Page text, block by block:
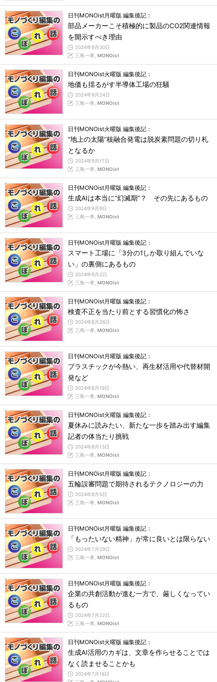
日刊MONOist月曜版 編集後記：
部品メーカーこそ積極的に製品のCO2関連情報
を開示すべき理由
2024年9月30日
三島一孝, MONOist
日刊MONOist火曜版 編集後記：
地価も揺るがす半導体工場の狂騒
2024年9月24日
三島一孝, MONOist
日刊MONOist火曜版 編集後記：
“地上の太陽”核融合発電は脱炭素問題の切り札
となるか
2024年9月17日
三島一孝, MONOist
日刊MONOist月曜版 編集後記：
生成AIは本当に“幻滅期”？ その先にあるもの
2024年9月9日
三島一孝, MONOist
日刊MONOist月曜版 編集後記：
スマート工場に「3分の1しか取り組んでいな
い」の裏側にあるもの
2024年9月2日
三島一孝, MONOist
日刊MONOist月曜版 編集後記：
検査不正を当たり前とする習慣化の怖さ
2024年8月26日
三島一孝, MONOist
日刊MONOist月曜版 編集後記：
プラスチックが今熱い、再生材活用や代替材開
発など
2024年8月19日
三島一孝, MONOist
日刊MONOist火曜版 編集後記：
夏休みに読みたい、新たな一歩を踏み出す編集
記者の体当たり挑戦
2024年8月13日
三島一孝, MONOist
日刊MONOist月曜版 編集後記：
五輪誤審問題で期待されるテクノロジーの力
2024年8月5日
三島一孝, MONOist
日刊MONOist月曜版 編集後記：
「もったいない精神」が常に良いとは限らない
2024年7月29日
三島一孝, MONOist
日刊MONOist月曜版 編集後記：
企業の共創活動が進む一方で、厳しくなってい
るもの
2024年7月22日
三島一孝, MONOist
日刊MONOist火曜版 編集後記：
生成AI活用のカギは、文章を作らせることでは
なく読ませることかも
2024年7月16日